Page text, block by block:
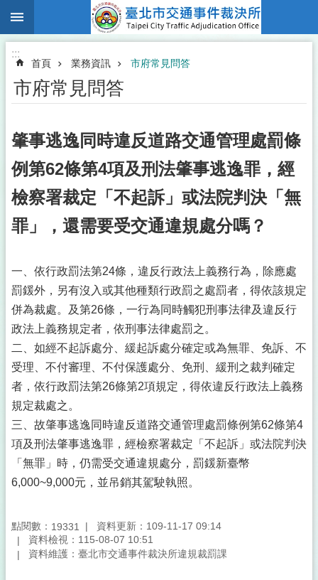
跳到主要內容區塊
:::
首頁 業務資訊 市府常見問答
市府常見問答
肇事逃逸同時違反道路交通管理處罰條
例第62條第4項及刑法肇事逃逸罪，經
檢察署裁定「不起訴」或法院判決「無
罪」，還需要受交通違規處分嗎？
一、依行政罰法第24條，違反行政法上義務行為，除應處
罰鍰外，另有沒入或其他種類行政罰之處罰者，得依該規定
併為裁處。及第26條，一行為同時觸犯刑事法律及違反行
政法上義務規定者，依刑事法律處罰之。
二、如經不起訴處分、緩起訴處分確定或為無罪、免訴、不
受理、不付審理、不付保護處分、免刑、緩刑之裁判確定
者，依行政罰法第26條第2項規定，得依違反行政法上義務
規定裁處之。
三、故肇事逃逸同時違反道路交通管理處罰條例第62條第4
項及刑法肇事逃逸罪，經檢察署裁定「不起訴」或法院判決
「無罪」時，仍需受交通違規處分，罰鍰新臺幣
6,000~9,000元，並吊銷其駕駛執照。
點閱數： 19331
資料更新：109-11-17 09:14
資料檢視：115-08-07 10:51
資料維護：臺北市交通事件裁決所違規裁罰課